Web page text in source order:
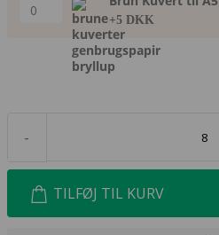
-
TILFØJ TIL KURV
+5 DKK